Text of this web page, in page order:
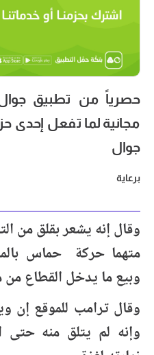
حصرياً من تطبيق
مجانية لما تفعل إحدى
جوال
برعاية
وقال إنه يشعر بقلق من
متهما حركة حماس
وبيع ما يدخل القطاع
وقال ترامب للموقع إن
وإنه لم يتلق منه حتى